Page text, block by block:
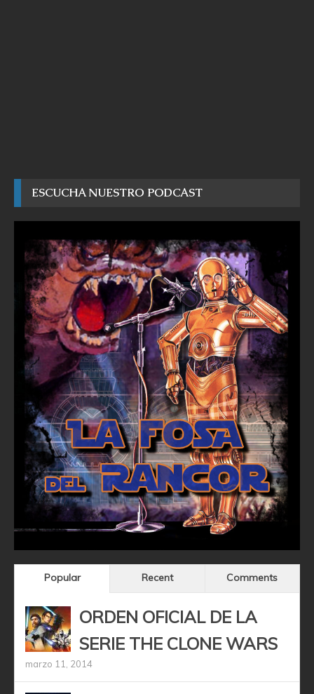
ESCUCHA NUESTRO PODCAST
Popular Recent Comments
ORDEN OFICIAL DE LA
SERIE THE CLONE WARS
marzo 11, 2014